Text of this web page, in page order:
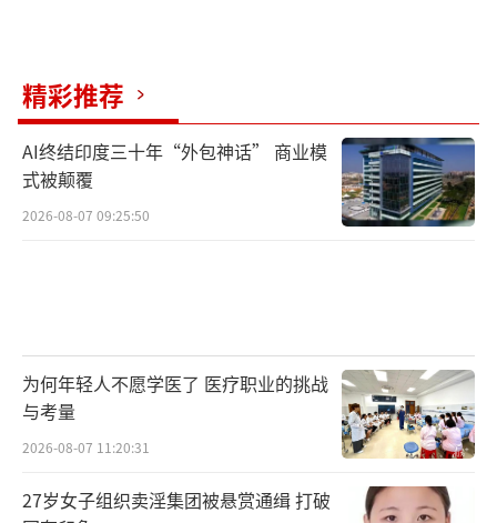
精彩推荐
AI终结印度三十年“外包神话” 商业模
式被颠覆
2026-08-07 09:25:50
为何年轻人不愿学医了 医疗职业的挑战
与考量
2026-08-07 11:20:31
27岁女子组织卖淫集团被悬赏通缉 打破